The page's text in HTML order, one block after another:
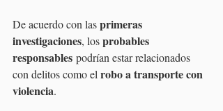
De acuerdo con las primeras
investigaciones, los probables
responsables podrían estar relacionados
con delitos como el robo a transporte con
violencia.